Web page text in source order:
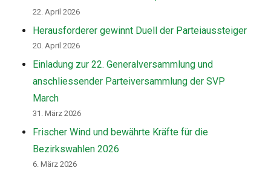
22. April 2026
Herausforderer gewinnt Duell der Parteiaussteiger
20. April 2026
Einladung zur 22. Generalversammlung und
anschliessender Parteiversammlung der SVP
March
31. März 2026
Frischer Wind und bewährte Kräfte für die
Bezirkswahlen 2026
6. März 2026